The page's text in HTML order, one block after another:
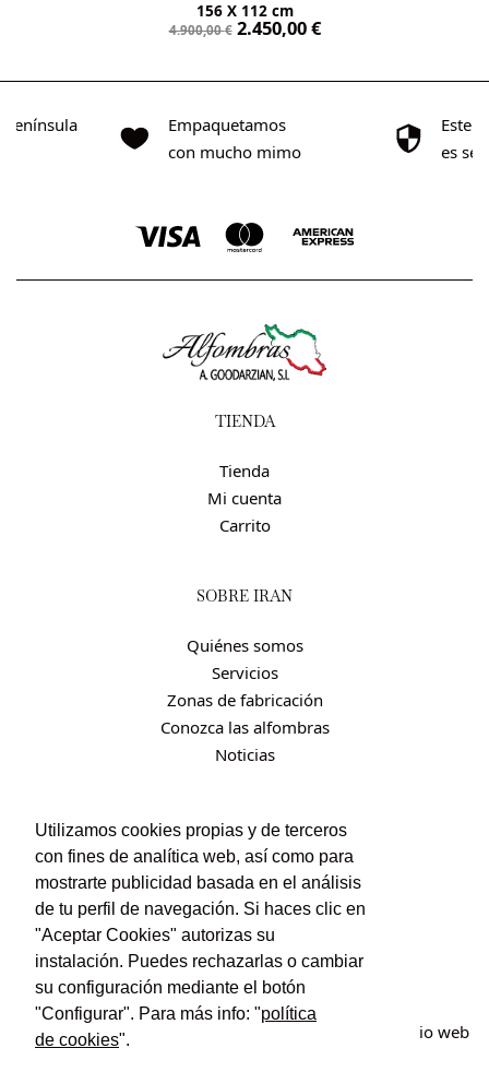
156 X 112 cm
4.900,00€ 2.450,00€
Empaquetamos
con mucho mimo
Este
es
TIENDA
Tienda
Mi cuenta
Carrito
SOBRE IRÁN
Quiénes somos
Servicios
Zonas de fabricación
Conozca las alfombras
Noticias
CONTACTO
Contacto
Política de privacidad
Política de cookies
Condiciones de uso y contratación
© Irán Alfombras. Todos los derechos reservados. Sitio web
Utilizamos cookies propias y de terceros
con fines de analítica web, así como para
mostrarte publicidad basada en el análisis
de tu perfil de navegación. Si haces clic en
"Aceptar Cookies" autorizas su
instalación. Puedes rechazarlas o cambiar
su configuración mediante el botón
"Configurar". Para más info: "política
de cookies".